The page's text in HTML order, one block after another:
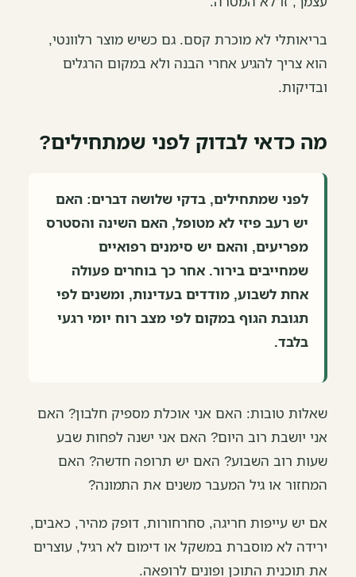
בריאותלי לא מוכרת קסם. גם כשיש מוצר רלוונטי,
הוא צריך להגיע אחרי הבנה ולא במקום הרגלים
ובדיקות.
מה כדאי לבדוק לפני שמתחילים?
לפני שמתחילים, בדקי שלושה דברים: האם
יש רעב פיזי לא מטופל, האם השינה והסטרס
מפריעים, והאם יש סימנים רפואיים
שמחייבים בירור. אחר כך בוחרים פעולה
אחת לשבוע, מודדים בעדינות, ומשנים לפי
תגובת הגוף במקום לפי מצב רוח יומי רגעי
בלבד.
שאלות טובות: האם אני אוכלת מספיק חלבון? האם
אני יושבת רוב היום? האם אני ישנה לפחות שבע
שעות רוב השבוע? האם יש תרופה חדשה? האם
המחזור או גיל המעבר משנים את התמונה?
אם יש עייפות חריגה, סחרחורות, דופק מהיר, כאבים,
ירידה לא מוסברת במשקל או דימום לא רגיל, עוצרים
את תוכנית התוכן ופונים לרופאה.